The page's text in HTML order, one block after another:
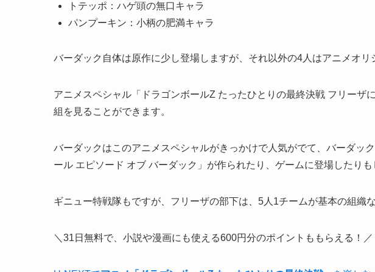
トテッポ：ハゲ頭の無口キャラ
パンプーキン：小柄の肥満キャラ
バーダック自体は原作に少し登場しますが、それ以外の4人はアニメオリ
アニメスペシャル「 ドラゴンボールZ たったひとりの最終決戦 フリーザ
組を見ることができます。
バーダックはこのアニメスペシャルがきっかけで人気がでて、バーダッ
ール エピソード オブ バーダック 」が作られたり、ゲームに登場したりも
ギニュー特戦隊もですが、 フリーザの部下は、5人1チームが基本の組織
＼31日無料で、小説や漫画にも使える600円分のポイントももらえる！／